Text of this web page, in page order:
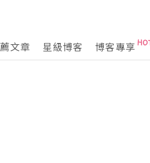
文章 星級博客 博客專享